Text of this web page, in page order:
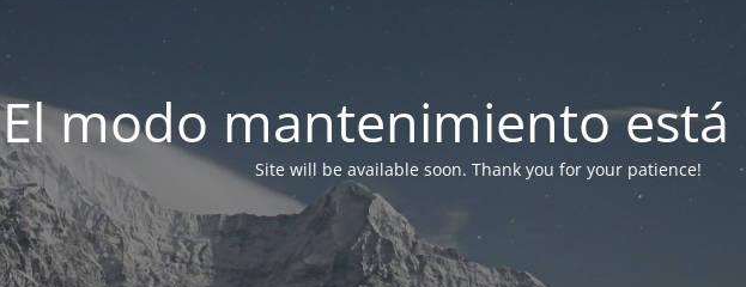
El modo mantenimiento está
Site will be available soon. Thank you for your patience!